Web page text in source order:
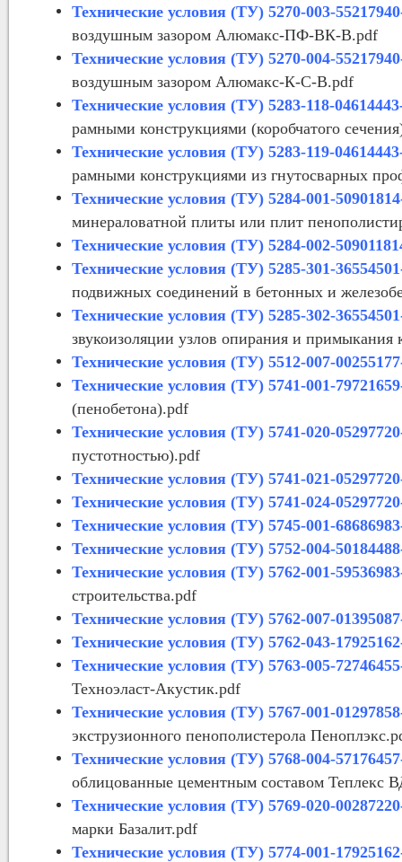
Технические условия (ТУ) 5270-003-
воздушным зазором Алюмакс-ПФ-ВК-В.pdf
Технические условия (ТУ) 5270-004-
воздушным зазором Алюмакс-К-С-В.pdf
Технические условия (ТУ) 5283-118-
рамными конструкциями (коробчатого
Технические условия (ТУ) 5283-119-
рамными конструкциями из гнутосварных
Технические условия (ТУ) 5284-001-
минераловатной плиты или плит
Технические условия (ТУ) 5284-002-
Технические условия (ТУ) 5285-301-
подвижных соединений в бетонных и
Технические условия (ТУ) 5285-302-
звукоизоляции узлов опирания и примыкания
Технические условия (ТУ) 5512-007-
Технические условия (ТУ) 5741-001-
(пенобетона).pdf
Технические условия (ТУ) 5741-020-
пустотностью).pdf
Технические условия (ТУ) 5741-021-
Технические условия (ТУ) 5741-024-
Технические условия (ТУ) 5745-001-
Технические условия (ТУ) 5752-004-
Технические условия (ТУ) 5762-001-
строительства.pdf
Технические условия (ТУ) 5762-007-
Технические условия (ТУ) 5762-043-
Технические условия (ТУ) 5763-005-
Техноэласт-Акустик.pdf
Технические условия (ТУ) 5767-001-
экструзионного пенополистерола
Технические условия (ТУ) 5768-004-
облицованные цементным составом Теплекс
Технические условия (ТУ) 5769-020-
марки Базалит.pdf
Технические условия (ТУ) 5774-001-